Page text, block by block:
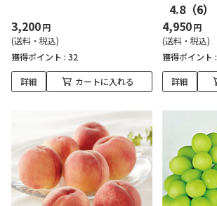
3,200円
(送料・税込)
獲得ポイント : 32
詳細 カートに入れる
4.8（6）
4,950円
(送料・税込)
獲得ポイント :
詳細